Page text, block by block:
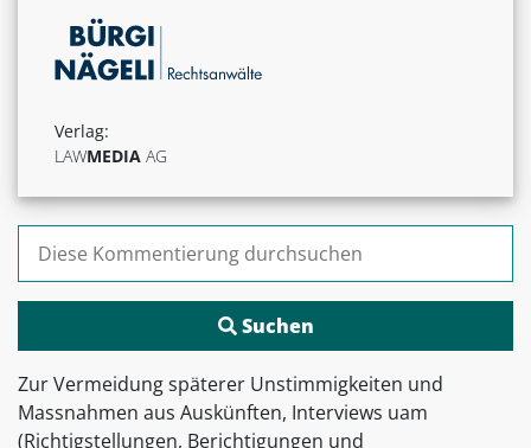
Verlag:
LAWMEDIA AG
Suchen nach:
Zur Vermeidung späterer Unstimmigkeiten und
Massnahmen aus Auskünften, Interviews uam
(Richtigstellungen, Berichtigungen und